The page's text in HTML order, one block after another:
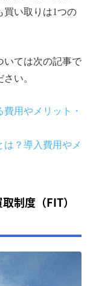
買い取りは1つの
いては次の記事で
い。
用やメリット・
？導入費用やメ
制度（FIT）